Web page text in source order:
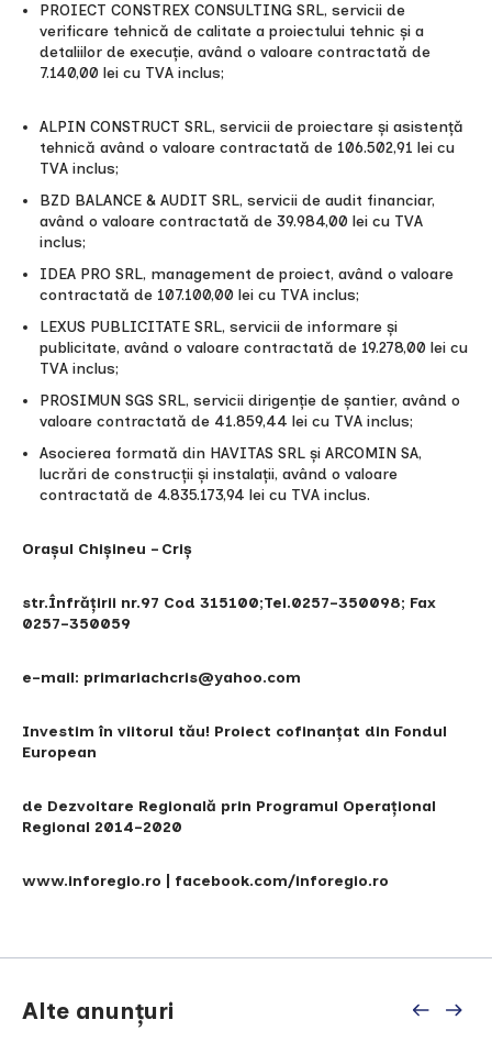
PROIECT CONSTREX CONSULTING SRL, servicii de
verificare tehnică de calitate a proiectului tehnic și a
detaliilor de execuție, având o valoare contractată de
7.140,00 lei cu TVA inclus;
ALPIN CONSTRUCT SRL, servicii de proiectare și asistență
tehnică având o valoare contractată de 106.502,91 lei cu
TVA inclus;
BZD BALANCE & AUDIT SRL, servicii de audit financiar,
având o valoare contractată de 39.984,00 lei cu TVA
inclus;
IDEA PRO SRL, management de proiect, având o valoare
contractată de 107.100,00 lei cu TVA inclus;
LEXUS PUBLICITATE SRL, servicii de informare și
publicitate, având o valoare contractată de 19.278,00 lei cu
TVA inclus;
PROSIMUN SGS SRL, servicii dirigenție de șantier, având o
valoare contractată de 41.859,44 lei cu TVA inclus;
Asocierea formată din HAVITAS SRL și ARCOMIN SA,
lucrări de construcții și instalații, având o valoare
contractată de 4.835.173,94 lei cu TVA inclus.
Orașul Chișineu – Criș
str.Înfrăţirii nr.97 Cod 315100;Tel.0257-350098; Fax
0257-350059
e-mail: primariachcris@yahoo.com
Investim în viitorul tău! Proiect cofinanțat din Fondul
European
de Dezvoltare Regională prin Programul Operațional
Regional 2014-2020
www.inforegio.ro | facebook.com/inforegio.ro
Alte anunțuri